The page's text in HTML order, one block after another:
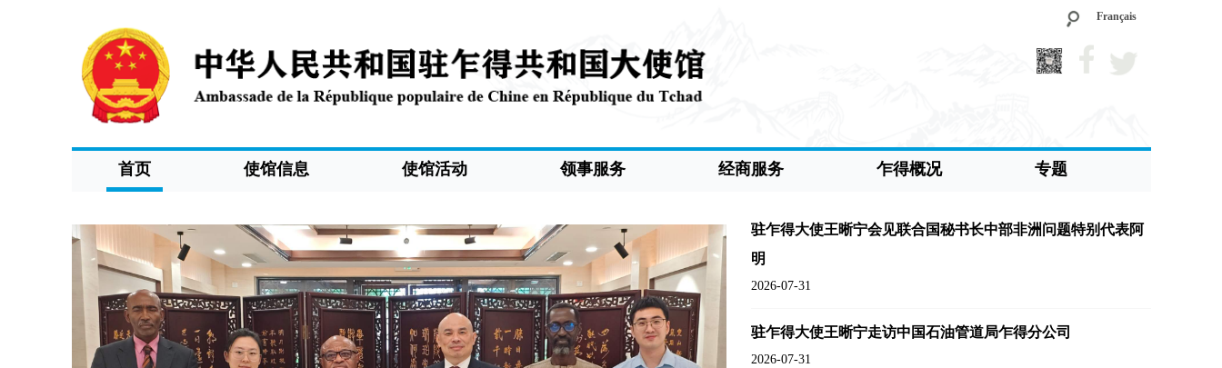
Français
首页 使馆信息 使馆活动 领事服务 经商服务 乍得概况 专题
驻乍得大使王晰宁会见联合国秘书长中部非洲问题特别代表阿
明
2026-07-31
驻乍得大使王晰宁走访中国石油管道局乍得分公司
2026-07-31